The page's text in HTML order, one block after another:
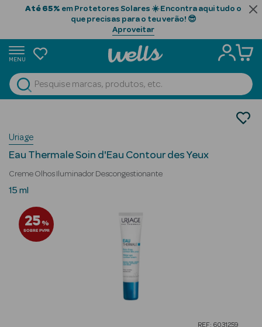
Até 65% em Protetores Solares ☀️ Encontra aqui tudo o
que precisas para o teu verão! 😎
Aproveitar
MENU
Ver Tudo
Beauty Season
Cabelo
Beauty Season
Beauty Season
Cosmética
Creme de Olhos
Uriage
Eau Thermale Soin d'Eau Contour des Yeux
Creme Olhos Iluminador Descongestionante
15 ml
25%
SOBRE PVPR
REF: 6031259